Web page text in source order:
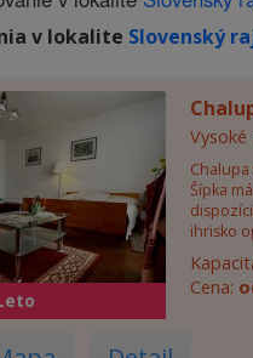
v lokalite Slovenský
Chalupa
Šípka
ihrisko
Cena: